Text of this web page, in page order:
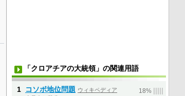
「クロアチアの大統領」の関連用語
1 コソボ地位問題 ウィキペディア
18%